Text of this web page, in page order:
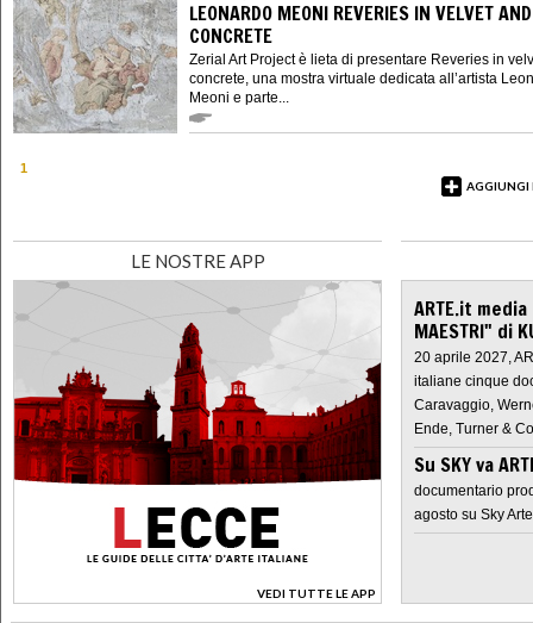
LEONARDO MEONI REVERIES IN VELVET AND
CONCRETE
Zerial Art Project è lieta di presentare Reveries in
concrete, una mostra virtuale dedicata all’artista
Meoni e parte...
1
AGGIUNGI
LE NOSTRE APP
VEDI TUTTE LE APP
>
ARTE.it
MAESTRI" di
20 aprile 2027,
italiane cinque
Caravaggio,
Ende, Turner &
Su SKY va
documentario
agosto su Sky Arte